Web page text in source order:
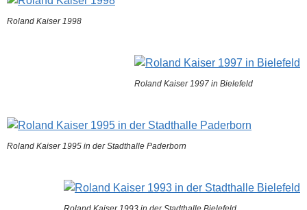
Roland Kaiser 1998
Roland Kaiser 1997 in Bielefeld
Roland Kaiser 1995 in der Stadthalle Paderborn